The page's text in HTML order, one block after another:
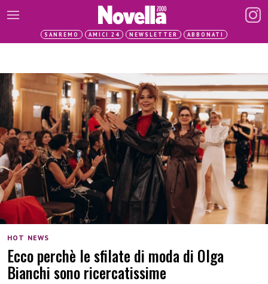
SANREMO AMICI 24 NEWSLETTER ABBONATI
HOT NEWS
Ecco perchè le sfilate di moda di Olga
Bianchi sono ricercatissime